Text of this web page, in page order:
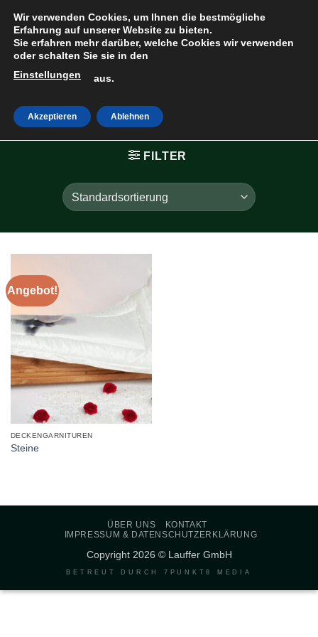
Inhalt
springen
HOME
NATURSEIDENOPTIK
FILTER
Angebot!
DECKENGARNITUREN
Steine
ÜBER UNS
KONTAKT
IMPRESSUM & DATENSCHUTZERKLÄRUNG
Copyright 2026 © Lauffer GmbH
BETREUT DURCH 7PUNKT8 MEDIA
Wir verwenden Cookies, um Ihnen die bestmögliche
Erfahrung auf unserer Website zu bieten.
Sie erfahren mehr darüber, welche Cookies wir verwenden
oder schalten Sie sie in den
Einstellungen
aus.
Akzeptieren Ablehnen